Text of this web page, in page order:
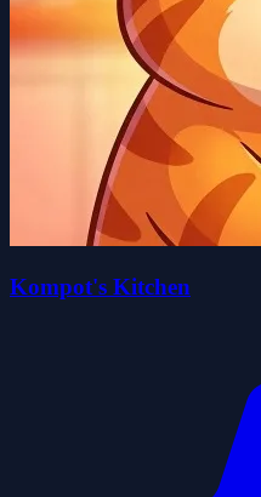
Kompot's Kitchen